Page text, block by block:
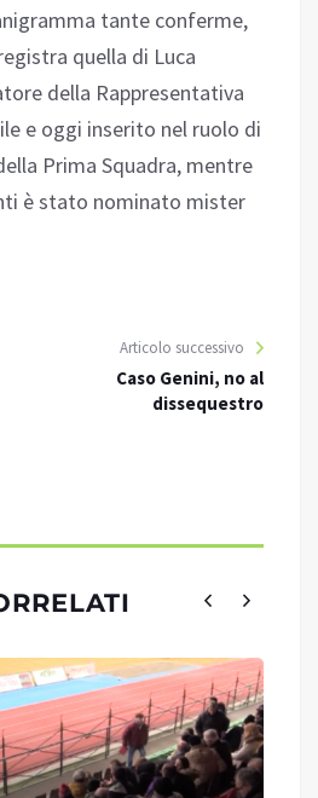
tante conferme,
quella di Luca
della Rappresentativa
e oggi inserito nel ruolo di
Prima Squadra, mentre
è stato nominato mister
Articolo successivo
Caso Genini, no al
dissequestro